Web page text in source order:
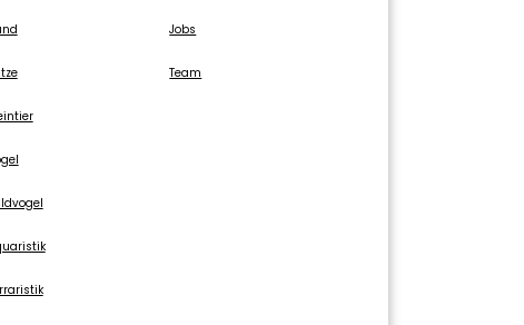
Jobs
Team